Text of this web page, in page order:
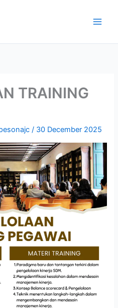
TRAINING
/ 30 December 2025